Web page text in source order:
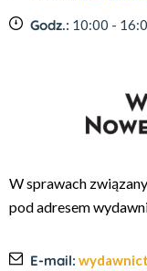
Godz.: 10:00 -
W sprawach
pod adresem
E-mail: